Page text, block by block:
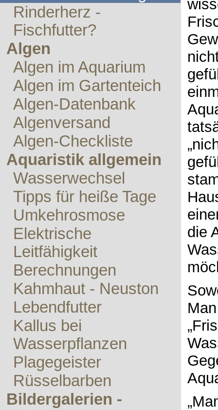
Rinderherz -
Fischfutter?
Algen
Algen im Aquarium
Algen im Gartenteich
Algen-Datenbank
Algenversand
Algen-Checkliste
Aquaristik allgemein
Wasserwechsel
Tipps für heiße Tage
Umkehrosmose
Elektrische
Leitfähigkeit
Berechnungen
Kahmhaut - Neuston
Lebendfutter
Kallus bei
Wasserpflanzen
Plagegeister
Rüsselbarben
Bildergalerien -
die